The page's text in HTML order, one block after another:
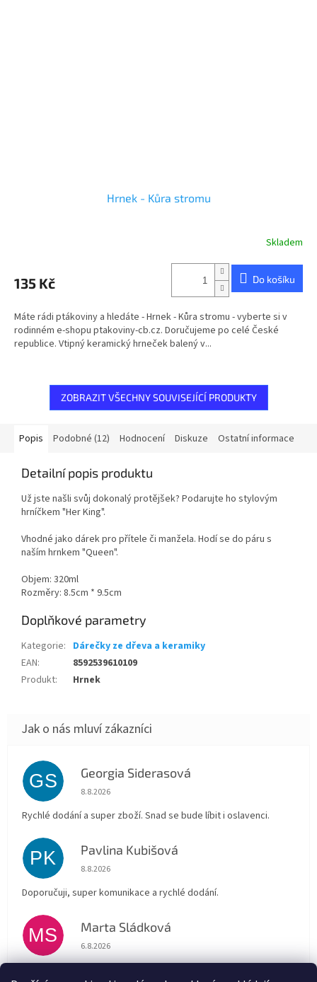
Hrnek - Kůra stromu
je
z
5
hvězdiček.
Skladem
135 Kč Do košíku
Máte rádi ptákoviny a hledáte - Hrnek - Kůra stromu - vyberte si v
rodinném e-shopu ptakoviny-cb.cz. Doručujeme po celé České
republice. Vtipný keramický hrneček balený v...
ZOBRAZIT VŠECHNY SOUVISEJÍCÍ PRODUKTY
Popis Podobné (12) Hodnocení Diskuze Ostatní informace
Detailní popis produktu
Už jste našli svůj dokonalý protějšek? Podarujte ho stylovým
hrníčkem "Her King".
Vhodné jako dárek pro přítele či manžela. Hodí se do páru s
naším hrnkem "Queen".
Objem: 320ml
Rozměry: 8.5cm * 9.5cm
Doplňkové parametry
Kategorie: Dárečky ze dřeva a keramiky
EAN:
8592539610109
Produkt: Hrnek
GS Georgia Siderasová
Hodnocení obchodu je 5 z 5 hvězdiček.
8.8.2026
Rychlé dodání a super zboží. Snad se bude líbit i oslavenci.
PK Pavlina Kubišová
Hodnocení obchodu je 5 z 5 hvězdiček.
8.8.2026
Doporučuji, super komunikace a rychlé dodání.
MS Marta Sládková
Hodnocení obchodu je 5 z 5 hvězdiček.
6.8.2026